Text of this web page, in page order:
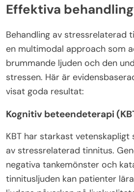
Effektiva
Behandling av stressrelaterad
en multimodal approach som
brummande ljuden och den
stressen. Här är
visat goda resultat:
Kognitiv beteendeterapi
KBT har starkast
av stressrelaterad tinnitus.
negativa tankemönster och
tinnitusljuden kan patienter